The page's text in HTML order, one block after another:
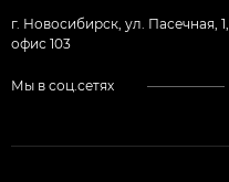
г. Новосибирск, ул. Пасечная, 1,
офис 103
Мы в соц.сетях